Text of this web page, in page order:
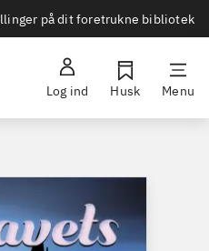
på dit foretrukne bibliotek
Log ind Husk Menu